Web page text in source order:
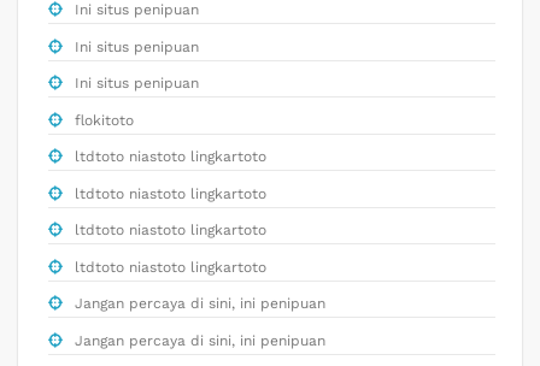
Ini situs penipuan
Ini situs penipuan
Ini situs penipuan
flokitoto
ltdtoto niastoto lingkartoto
ltdtoto niastoto lingkartoto
ltdtoto niastoto lingkartoto
ltdtoto niastoto lingkartoto
Jangan percaya di sini, ini penipuan
Jangan percaya di sini, ini penipuan